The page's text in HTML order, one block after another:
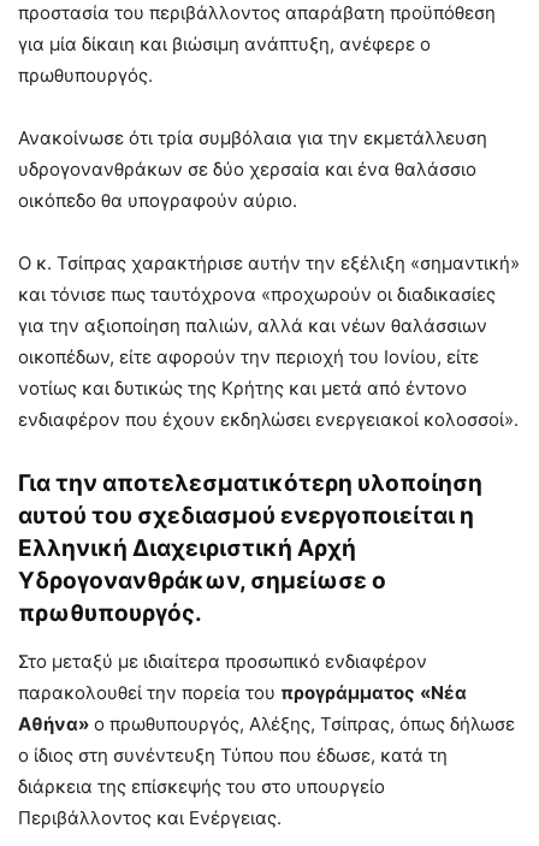
προστασία του περιβάλλοντος απαράβατη προϋπόθεση
για μία δίκαιη και βιώσιμη ανάπτυξη, ανέφερε ο
πρωθυπουργός.
Ανακοίνωσε ότι τρία συμβόλαια για την εκμετάλλευση
υδρογονανθράκων σε δύο χερσαία και ένα θαλάσσιο
οικόπεδο θα υπογραφούν αύριο.
Ο κ. Τσίπρας χαρακτήρισε αυτήν την εξέλιξη «σημαντική»
και τόνισε πως ταυτόχρονα «προχωρούν οι διαδικασίες
για την αξιοποίηση παλιών, αλλά και νέων θαλάσσιων
οικοπέδων, είτε αφορούν την περιοχή του Ιονίου, είτε
νοτίως και δυτικώς της Κρήτης και μετά από έντονο
ενδιαφέρον που έχουν εκδηλώσει ενεργειακοί κολοσσοί».
Για την αποτελεσματικότερη υλοποίηση
αυτού του σχεδιασμού ενεργοποιείται η
Ελληνική Διαχειριστική Αρχή
Υδρογονανθράκων, σημείωσε ο
πρωθυπουργός.
Στο μεταξύ με ιδιαίτερα προσωπικό ενδιαφέρον
παρακολουθεί την πορεία του προγράμματος «Νέα
Αθήνα» ο πρωθυπουργός, Αλέξης, Τσίπρας, όπως δήλωσε
ο ίδιος στη συνέντευξη Τύπου που έδωσε, κατά τη
διάρκεια της επίσκεψής του στο υπουργείο
Περιβάλλοντος και Ενέργειας.